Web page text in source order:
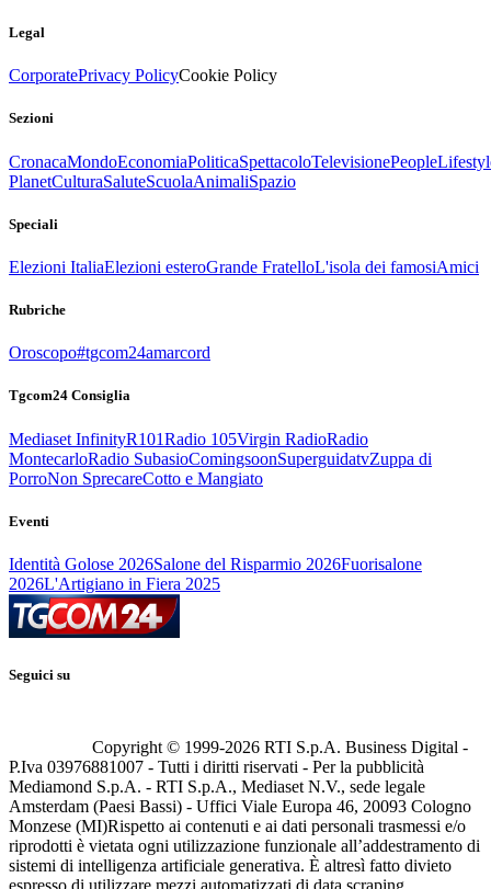
Legal
CorporatePrivacy PolicyCookie Policy
Sezioni
CronacaMondoEconomiaPoliticaSpettacoloTelevisionePeople
PlanetCulturaSaluteScuolaAnimaliSpazio
Speciali
Elezioni ItaliaElezioni esteroGrande FratelloL'isola dei famosiAmici
Rubriche
Oroscopo#tgcom24amarcord
Tgcom24 Consiglia
Mediaset InfinityR101Radio 105Virgin RadioRadio
MontecarloRadio SubasioComingsoonSuperguidatvZuppa di
PorroNon SprecareCotto e Mangiato
Eventi
Identità Golose 2026Salone del Risparmio 2026Fuorisalone
2026L'Artigiano in Fiera 2025
Seguici su
Copyright © 1999-2026 RTI S.p.A. Business Digital -
P.Iva 03976881007 - Tutti i diritti riservati - Per la pubblicità
Mediamond S.p.A. - RTI S.p.A., Mediaset N.V., sede legale
Amsterdam (Paesi Bassi) - Uffici Viale Europa 46, 20093 Cologno
Monzese (MI)Rispetto ai contenuti e ai dati personali trasmessi e/o
riprodotti è vietata ogni utilizzazione funzionale all’addestramento di
sistemi di intelligenza artificiale generativa. È altresì fatto divieto